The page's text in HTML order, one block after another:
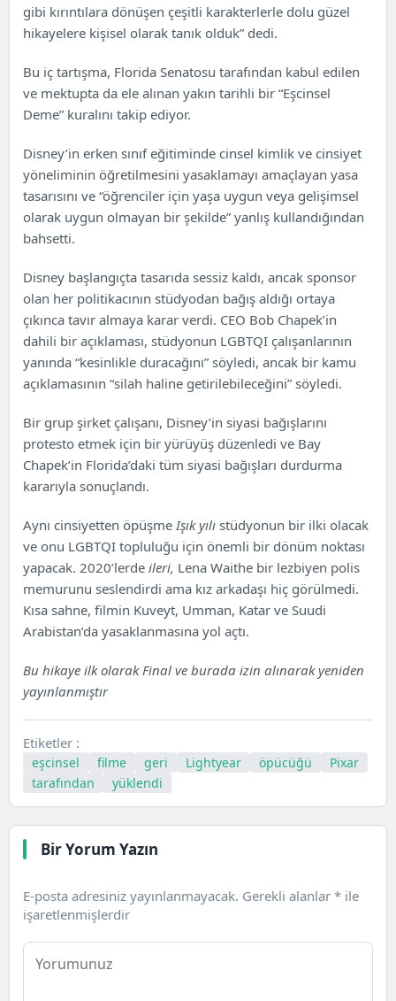
gibi kırıntılara dönüşen çeşitli karakterlerle dolu güzel
hikayelere kişisel olarak tanık olduk” dedi.
Bu iç tartışma, Florida Senatosu tarafından kabul edilen
ve mektupta da ele alınan yakın tarihli bir “Eşcinsel
Deme” kuralını takip ediyor.
Disney’in erken sınıf eğitiminde cinsel kimlik ve cinsiyet
yöneliminin öğretilmesini yasaklamayı amaçlayan yasa
tasarısını ve “öğrenciler için yaşa uygun veya gelişimsel
olarak uygun olmayan bir şekilde” yanlış kullandığından
bahsetti.
Disney başlangıçta tasarıda sessiz kaldı, ancak sponsor
olan her politikacının stüdyodan bağış aldığı ortaya
çıkınca tavır almaya karar verdi. CEO Bob Chapek’in
dahili bir açıklaması, stüdyonun LGBTQI çalışanlarının
yanında “kesinlikle duracağını” söyledi, ancak bir kamu
açıklamasının “silah haline getirilebileceğini” söyledi.
Bir grup şirket çalışanı, Disney’in siyasi bağışlarını
protesto etmek için bir yürüyüş düzenledi ve Bay
Chapek’in Florida’daki tüm siyasi bağışları durdurma
kararıyla sonuçlandı.
Aynı cinsiyetten öpüşmeIşık yılı stüdyonun bir ilki olacak
ve onu LGBTQI topluluğu için önemli bir dönüm noktası
yapacak. 2020’lerde ileri, Lena Waithe bir lezbiyen polis
memurunu seslendirdi ama kız arkadaşı hiç görülmedi.
Kısa sahne, filmin Kuveyt, Umman, Katar ve Suudi
Arabistan’da yasaklanmasına yol açtı.
Bu hikaye ilk olarakFinal ve burada izin alınarak yeniden
yayınlanmıştır
Etiketler :
eşcinsel filme geri Lightyear öpücüğü
Pixar
tarafından
yüklendi
Bir Yorum Yazın
E-posta adresiniz yayınlanmayacak. Gerekli alanlar * ile
işaretlenmişlerdir